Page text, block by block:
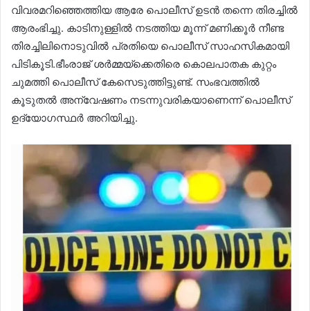
വിവരമറിഞ്ഞെത്തിയ ആരേ പൊലീസ് ഉടൻ തന്നെ തിരച്ചിൽ
ആരംഭിച്ചു. കാടിനുള്ളിൽ നടത്തിയ മൂന്ന് മണിക്കൂർ നീണ്ട
തിരച്ചിലിനൊടുവിൽ പ്രതിയെ പൊലീസ് സാഹസികമായി
പിടികൂടി.ഭീംരാജ് ശർമ്മയ്ക്കെതിരെ കൊലപാതക കുറ്റം
ചുമത്തി പൊലീസ് കേസെടുത്തിട്ടുണ്ട്. സംഭവത്തിൽ
കൂടുതൽ അന്വേഷണം നടന്നുവരികയാണെന്ന് പൊലീസ്
ഉദ്യോഗസ്ഥർ അറിയിച്ചു.